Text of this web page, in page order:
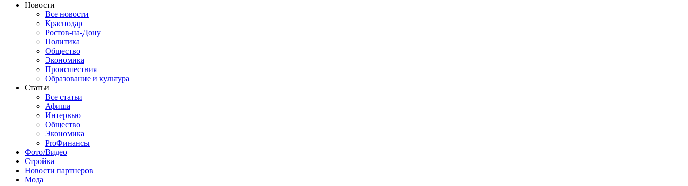
Новости
Все новости
Краснодар
Ростов-на-Дону
Политика
Общество
Экономика
Происшествия
Образование и культура
Статьи
Все статьи
Афиша
Интервью
Общество
Экономика
ProФинансы
Фото/Видео
Стройка
Новости партнеров
Мода